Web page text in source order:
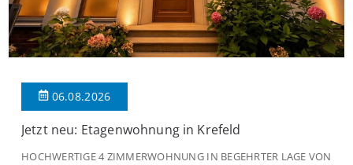
06.08.2026
Jetzt neu: Etagenwohnung in Krefeld
HOCHWERTIGE 4 ZIMMERWOHNUNG IN BEGEHRTER LAGE VON